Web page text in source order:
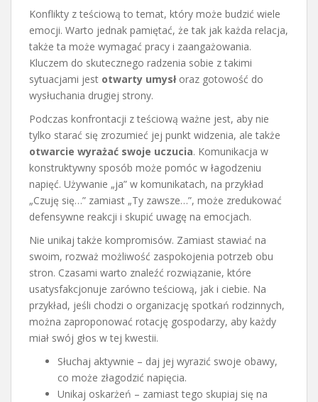
Konflikty z teściową to temat, który może budzić wiele
emocji. Warto jednak pamiętać, że tak jak każda relacja,
także ta może wymagać pracy i zaangażowania.
Kluczem do skutecznego radzenia sobie z takimi
sytuacjami jest otwarty umysłoraz gotowość do
wysłuchania drugiej strony.
Podczas konfrontacji z teściową ważne jest, aby nie
tylko starać się zrozumieć jej punkt widzenia, ale także
otwarcie wyrażać swoje uczucia. Komunikacja w
konstruktywny sposób może pomóc w łagodzeniu
napięć. Używanie „ja” w komunikatach, na przykład
„Czuję się…” zamiast „Ty zawsze…”, może zredukować
defensywne reakcji i skupić uwagę na emocjach.
Nie unikaj także kompromisów. Zamiast stawiać na
swoim, rozważ możliwość zaspokojenia potrzeb obu
stron. Czasami warto znaleźć rozwiązanie, które
usatysfakcjonuje zarówno teściową, jak i ciebie. Na
przykład, jeśli chodzi o organizację spotkań rodzinnych,
można zaproponować rotację gospodarzy, aby każdy
miał swój głos w tej kwestii.
Słuchaj aktywnie – daj jej wyrazić swoje obawy,
co może złagodzić napięcia.
Unikaj oskarżeń – zamiast tego skupiaj się na